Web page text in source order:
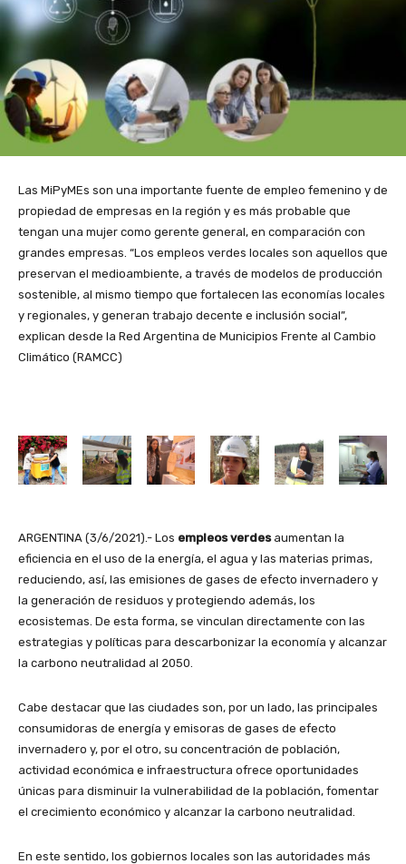
Las MiPyMEs son una importante fuente de empleo femenino y de
propiedad de empresas en la región y es más probable que
tengan una mujer como gerente general, en comparación con
grandes empresas. “Los empleos verdes locales son aquellos que
preservan el medioambiente, a través de modelos de producción
sostenible, al mismo tiempo que fortalecen las economías locales
y regionales, y generan trabajo decente e inclusión social”,
explican desde la Red Argentina de Municipios Frente al Cambio
Climático (RAMCC)
ARGENTINA (3/6/2021).- Los empleos verdesaumentan la
eficiencia en el uso de la energía, el agua y las materias primas,
reduciendo, así, las emisiones de gases de efecto invernadero y
la generación de residuos y protegiendo además, los
ecosistemas. De esta forma, se vinculan directamente con las
estrategias y políticas para descarbonizar la economía y alcanzar
la carbono neutralidad al 2050.
Cabe destacar que las ciudades son, por un lado, las principales
consumidoras de energía y emisoras de gases de efecto
invernadero y, por el otro, su concentración de población,
actividad económica e infraestructura ofrece oportunidades
únicas para disminuir la vulnerabilidad de la población, fomentar
el crecimiento económico y alcanzar la carbono neutralidad.
En este sentido, los gobiernos locales son las autoridades más